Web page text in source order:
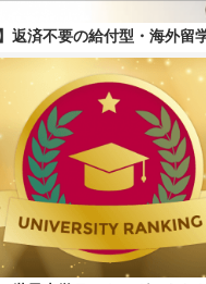
返済不要の給付型・海外留